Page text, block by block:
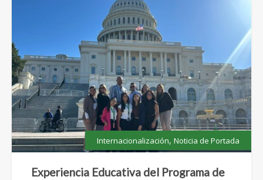
Internacionalización, Noticia de Portada
Experiencia Educativa del Programa de